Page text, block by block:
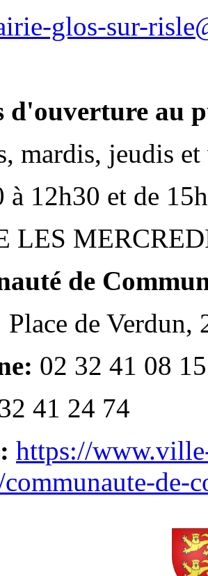
glos-sur-
d'ouverture au
mardis, jeudis et
à 12h30 et de
LES
de
Place de Verdun,
02 32 41 08 15
41 24 74
https://
de-